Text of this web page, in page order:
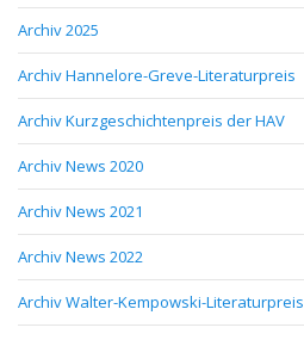
Archiv 2025
Archiv Hannelore-Greve-Literaturpreis
Archiv Kurzgeschichtenpreis der HAV
Archiv News 2020
Archiv News 2021
Archiv News 2022
Archiv Walter-Kempowski-Literaturpreis